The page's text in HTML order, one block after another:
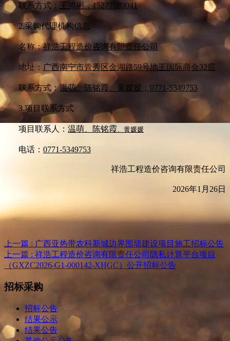
联系方式： 王鸿彬，15277089041
2.采购代理机构信息
名称：祥浩工程造价咨询有限责任公司
地址： 广西南宁市青秀区金湖路59号地王国际商会32层
联系方式：温萌、陈铭霞、黄媛媛；0771-5349753
3.项目联系方式
项目联系人： 温萌、陈铭霞 、黄媛媛
电话： 0771-5349753
祥浩工程造价咨询有限责任公司
2026年1月26日
上一篇 : 广西亚热带农科新城边界围墙建设项目施工招标公告
上一篇 : 祥浩工程造价咨询有限责任公司隐私计算平台项目
（GXZC2026-G1-000142-XHGC）公开招标公告
招标采购
招标公告
结果公示
结果公告